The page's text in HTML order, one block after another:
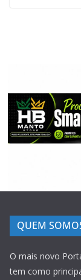
QUEM
O mais novo
tem como